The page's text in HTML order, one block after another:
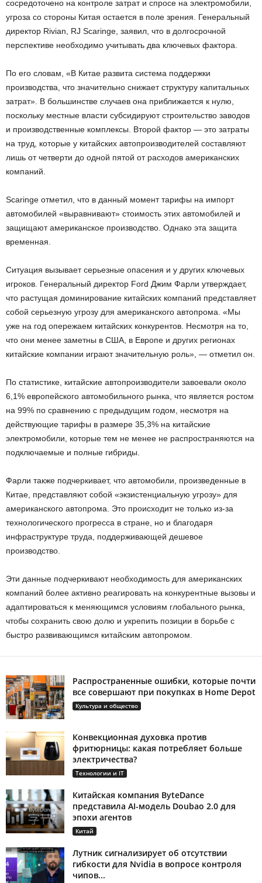
сосредоточено на контроле затрат и спросе на электромобили,
угроза со стороны Китая остается в поле зрения. Генеральный
директор Rivian, RJ Scaringe, заявил, что в долгосрочной
перспективе необходимо учитывать два ключевых фактора.
По его словам, «В Китае развита система поддержки
производства, что значительно снижает структуру капитальных
затрат». В большинстве случаев она приближается к нулю,
поскольку местные власти субсидируют строительство заводов
и производственные комплексы. Второй фактор — это затраты
на труд, которые у китайских автопроизводителей составляют
лишь от четверти до одной пятой от расходов американских
компаний.
Scaringe отметил, что в данный момент тарифы на импорт
автомобилей «выравнивают» стоимость этих автомобилей и
защищают американское производство. Однако эта защита
временная.
Ситуация вызывает серьезные опасения и у других ключевых
игроков. Генеральный директор Ford Джим Фарли утверждает,
что растущая доминирование китайских компаний представляет
собой серьезную угрозу для американского автопрома. «Мы
уже на год опережаем китайских конкурентов. Несмотря на то,
что они менее заметны в США, в Европе и других регионах
китайские компании играют значительную роль», — отметил он.
По статистике, китайские автопроизводители завоевали около
6,1% европейского автомобильного рынка, что является ростом
на 99% по сравнению с предыдущим годом, несмотря на
действующие тарифы в размере 35,3% на китайские
электромобили, которые тем не менее не распространяются на
подключаемые и полные гибриды.
Фарли также подчеркивает, что автомобили, произведенные в
Китае, представляют собой «экзистенциальную угрозу» для
американского автопрома. Это происходит не только из-за
технологического прогресса в стране, но и благодаря
инфраструктуре труда, поддерживающей дешевое
производство.
Эти данные подчеркивают необходимость для американских
компаний более активно реагировать на конкурентные вызовы и
адаптироваться к меняющимся условиям глобального рынка,
чтобы сохранить свою долю и укрепить позиции в борьбе с
быстро развивающимся китайским автопромом.
Распространенные ошибки, которые почти
все совершают при покупках в Home Depot
Культура и общество
Конвекционная духовка против
фритюрницы: какая потребляет больше
электричества?
Технологии и IT
Китайская компания ByteDance
представила AI-модель Doubao 2.0 для
эпохи агентов
Китай
Лутник сигнализирует об отсутствии
гибкости для Nvidia в вопросе контроля
чипов...